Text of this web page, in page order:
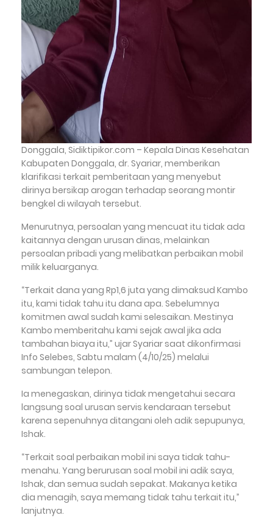
Donggala, Sidiktipikor.com – Kepala Dinas Kesehatan
Kabupaten Donggala, dr. Syariar, memberikan
klarifikasi terkait pemberitaan yang menyebut
dirinya bersikap arogan terhadap seorang montir
bengkel di wilayah tersebut.
‎Menurutnya, persoalan yang mencuat itu tidak ada
kaitannya dengan urusan dinas, melainkan
persoalan pribadi yang melibatkan perbaikan mobil
milik keluarganya.
‎“Terkait dana yang Rp1,6 juta yang dimaksud Kambo
itu, kami tidak tahu itu dana apa. Sebelumnya
komitmen awal sudah kami selesaikan. Mestinya
Kambo memberitahu kami sejak awal jika ada
tambahan biaya itu,” ujar Syariar saat dikonfirmasi
Info Selebes, Sabtu malam (4/10/25) melalui
sambungan telepon.
‎Ia menegaskan, dirinya tidak mengetahui secara
langsung soal urusan servis kendaraan tersebut
karena sepenuhnya ditangani oleh adik sepupunya,
Ishak.
‎“Terkait soal perbaikan mobil ini saya tidak tahu-
menahu. Yang berurusan soal mobil ini adik saya,
Ishak, dan semua sudah sepakat. Makanya ketika
dia menagih, saya memang tidak tahu terkait itu,”
lanjutnya.